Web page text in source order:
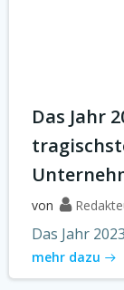
Das Jahr
von
Das Jahr
mehr dazu